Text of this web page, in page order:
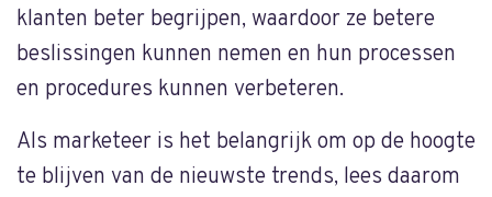
klanten beter begrijpen, waardoor ze betere
beslissingen kunnen nemen en hun processen
en procedures kunnen verbeteren.
Als marketeer is het belangrijk om op de hoogte
te blijven van de nieuwste trends, lees daarom